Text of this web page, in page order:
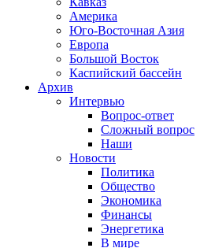
Америка
Юго-Восточная Азия
Европа
Большой Восток
Каспийский бассейн
Архив
Интервью
Вопрос-ответ
Сложный вопрос
Наши
Новости
Политика
Общество
Экономика
Финансы
Энергетика
В мире